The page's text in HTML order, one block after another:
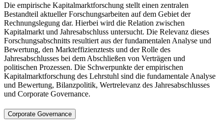
Die empirische Kapitalmarktforschung stellt einen zentralen
Bestandteil aktueller Forschungsarbeiten auf dem Gebiet der
Rechnungslegung dar. Hierbei wird die Relation zwischen
Kapitalmarkt und Jahresabschluss untersucht. Die Relevanz dieses
Forschungsabschnitts resultiert aus der fundamentalen Analyse und
Bewertung, den Markteffizienztests und der Rolle des
Jahresabschlusses bei dem Abschließen von Verträgen und
politischen Prozessen. Die Schwerpunkte der empirischen
Kapitalmarktforschung des Lehrstuhl sind die fundamentale Analyse
und Bewertung, Bilanzpolitik, Wertrelevanz des Jahresabschlusses
und Corporate Governance.
Corporate Governance